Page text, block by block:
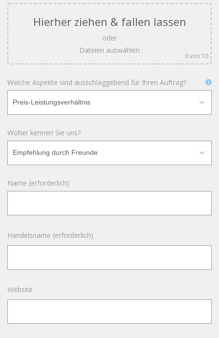
Hierher ziehen & fallen lassen
oder
Dateien auswählen
0von 10
Welche Aspekte sind ausschlaggebend für Ihren Auftrag?
Woher kennen Sie uns?
Name (erforderlich)
Handelsname (erforderlich)
Website